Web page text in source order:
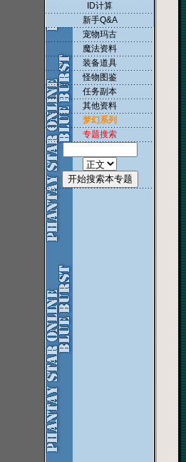
ID计算
新手Q&A
宠物玛古
魔法资料
装备道具
怪物图鉴
任务副本
其他资料
梦幻系列
专题搜索